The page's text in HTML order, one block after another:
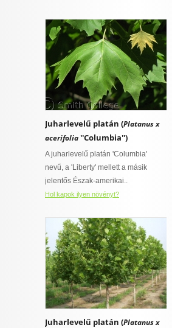
Juharlevelű platán (Platanus x
acerifolia''Columbia'')
A juharlevelű platán 'Columbia'
nevű, a 'Liberty' mellett a másik
jelentős Észak-amerikai..
Hol kapok ilyen növényt?
Juharlevelű platán (Platanus x